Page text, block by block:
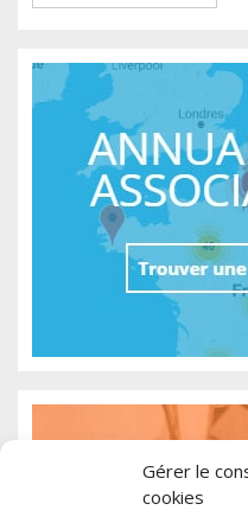
Gérer le
cookies